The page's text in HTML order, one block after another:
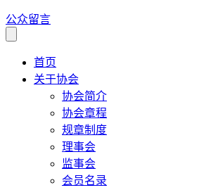
公众留言
首页
关于协会
协会简介
协会章程
规章制度
理事会
监事会
会员名录